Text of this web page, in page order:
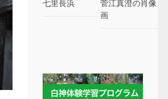
七里長浜
菅江真澄の肖像
画